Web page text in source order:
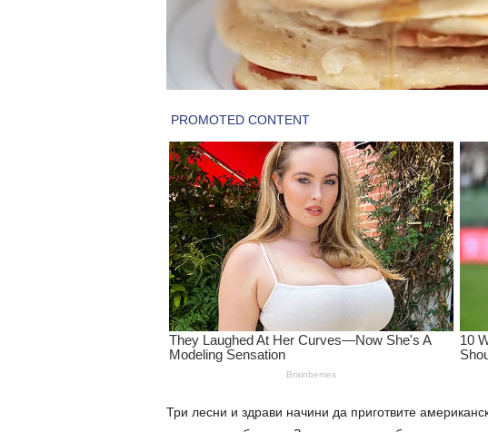
Три лесни и здрави начини да приготвите